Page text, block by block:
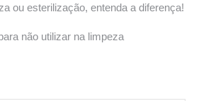
ou esterilização, entenda a diferença!
não utilizar na limpeza